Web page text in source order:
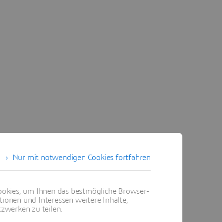
Nur mit notwendigen Cookies fortfahren
um Ihnen das bestmögliche Browser-
und Interessen weitere Inhalte,
zu teilen.